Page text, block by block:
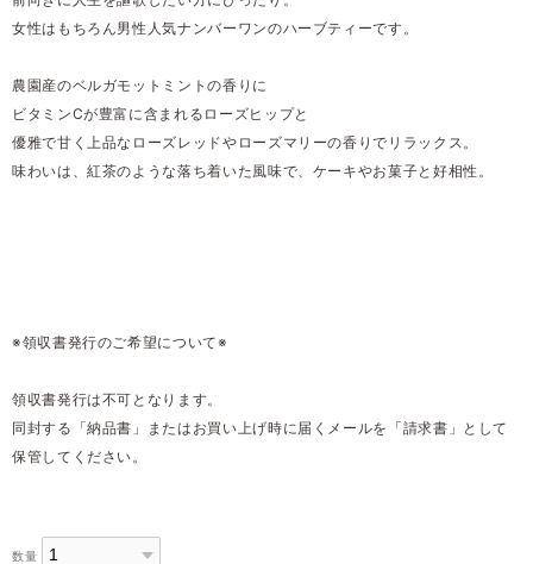
女性はもちろん男性人気ナンバーワンのハーブティーです。
農園産のベルガモットミントの香りに
ビタミンCが豊富に含まれるローズヒップと
優雅で甘く上品なローズレッドやローズマリーの香りでリラックス。
味わいは、紅茶のような落ち着いた風味で、ケーキやお菓子と好相性。
※領収書発行のご希望について※
領収書発行は不可となります。
同封する「納品書」またはお買い上げ時に届くメールを「請求書」として
保管してください。
数量